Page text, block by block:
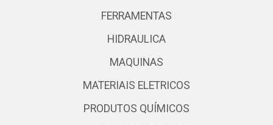
FERRAMENTAS
HIDRAULICA
MAQUINAS
MATERIAIS ELETRICOS
PRODUTOS QUÍMICOS